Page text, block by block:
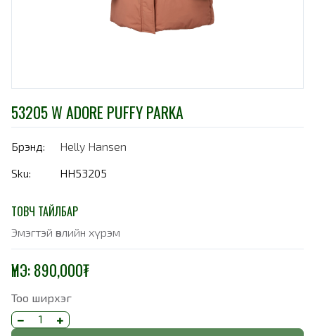
53205 W ADORE PUFFY PARKA
Брэнд:
Helly Hansen
Sku:
HH53205
ТОВЧ ТАЙЛБАР
Эмэгтэй өвлийн хүрэм
ҮНЭ:890,000₮
Тоо ширхэг